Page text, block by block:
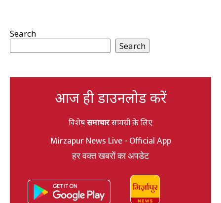
Search
Search
आज ही डाउनलोड करें
विशेषसमाचारसामग्री के लिए
Mirzapur News Live - Official App
हर वक्त खबरों का अपडेट